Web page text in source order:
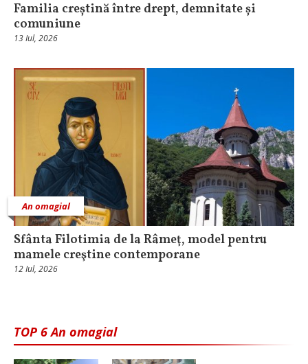
Familia creștină între drept, demnitate și
comuniune
13 Iul, 2026
An omagial
Sfânta Filotimia de la Râmeţ, model pentru
mamele creştine contemporane
12 Iul, 2026
TOP 6 An omagial